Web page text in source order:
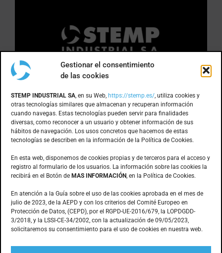
Gestionar el consentimiento
de las cookies
STEMP INDUSTRIAL SA, en su Web, https://stemp.es/, utiliza cookies y
otras tecnologías similares que almacenan y recuperan información
cuando navegas. Estas tecnologías pueden servir para finalidades
diversas, como reconocer a un usuario y obtener información de sus
hábitos de navegación. Los usos concretos que hacemos de estas
tecnologías se describen en la información de la Política de Cookies.
En esta web, disponemos de cookies propias y de terceros para el acceso y
registro al formulario de los usuarios. La información sobre las cookies la
recibirá en el Botón de MAS INFORMACIÓN, en la Política de Cookies.
En atención a la Guía sobre el uso de las cookies aprobada en el mes de
julio de 2023, de la AEPD y con los criterios del Comité Europeo en
Protección de Datos, (CEPD), por el RGPD-UE-2016/679, la LOPDGDD-
3/2018, y la LSSI-CE-34/2002, con la actualización de 09/05/2023,
solicitaremos su consentimiento para el uso de cookies en nuestra web.
DÓNDE ESTAMOS
Anoia, 1 nave 8 · Pol. Ind. Can Bernades
Subirà
08130 – Santa Perpètua de Mogoda
(Barcelona)
CONTACTO
935.603.166
stemp@stemp.es